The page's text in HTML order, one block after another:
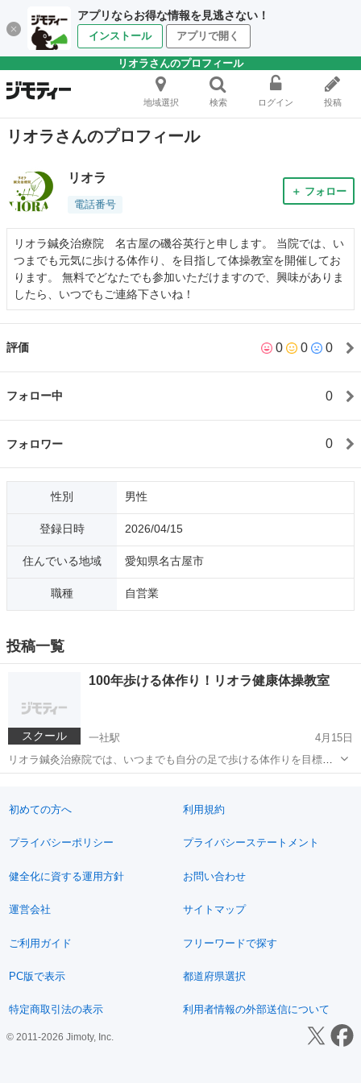
アプリならお得な情報を見逃さない！
インストール アプリで開く
リオラさんのプロフィール
地域選択 検索 ログイン 投稿
リオラさんのプロフィール
リオラ
電話番号
＋ フォロー
リオラ鍼灸治療院 名古屋の磯谷英行と申します。 当院では、い
つまでも元気に歩ける体作り、を目指して体操教室を開催してお
ります。 無料でどなたでも参加いただけますので、興味がありま
したら、いつでもご連絡下さいね！
評価 0 0 0
フォロー中 0
フォロワー 0
性別 男性
登録日時 2026/04/15
住んでいる地域 愛知県名古屋市
職種 自営業
投稿一覧
スクール
100年歩ける体作り！リオラ健康体操教室
一社駅
4月15日
リオラ鍼灸治療院では、いつまでも自分の足で歩ける体作りを目標
に、地域の皆様が楽しみながら参加できる健康体操教室を定期開催し
から構成された、無理のない4ステ...
初めての方へ 利用規約
プライバシーポリシー プライバシーステートメント
健全化に資する運用方針 お問い合わせ
運営会社 サイトマップ
ご利用ガイド フリーワードで探す
PC版で表示 都道府県選択
特定商取引法の表示 利用者情報の外部送信について
© 2011-2026 Jimoty, Inc.